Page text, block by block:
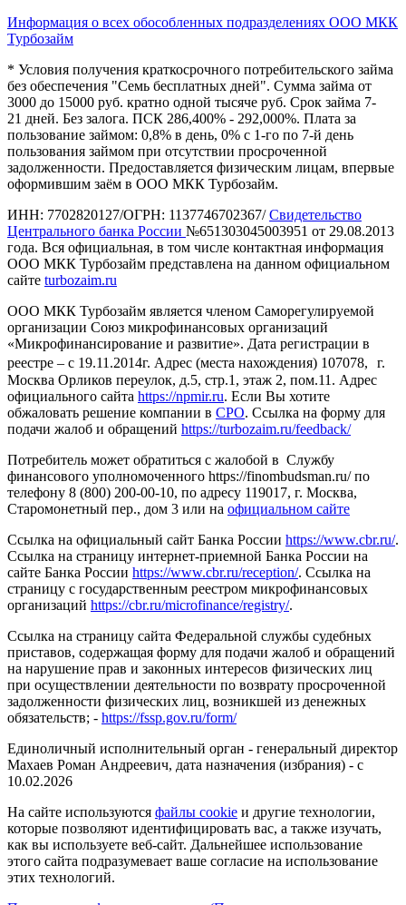
Информация о всех обособленных подразделениях ООО МКК
Турбозайм
* Условия получения краткосрочного потребительского займа
без обеспечения "Семь бесплатных дней". Сумма займа от
3000 до 15000 руб. кратно одной тысяче руб. Срок займа 7-
21 дней. Без залога. ПСК 286,400% - 292,000%. Плата за
пользование займом: 0,8% в день, 0% с 1-го по 7-й день
пользования займом при отсутствии просроченной
задолженности. Предоставляется физическим лицам, впервые
оформившим заём в ООО МКК Турбозайм.
ИНН: 7702820127/ОГРН: 1137746702367/Свидетельство
Центрального банка России №651303045003951 от 29.08.2013
года. Вся официальная, в том числе контактная информация
ООО МКК Турбозайм представлена на данном официальном
сайте turbozaim.ru
ООО МКК Турбозайм является членом Саморегулируемой
организации Союз микрофинансовых организаций
«Микрофинансирование и развитие». Дата регистрации в
реестре – с 19.11.2014г. Адрес (места нахождения) 107078, г.
Москва Орликов переулок, д.5, стр.1, этаж 2, пом.11. Адрес
официального сайта https://npmir.ru. Если Вы хотите
обжаловать решение компании в СРО. Ссылка на форму для
подачи жалоб и обращений https://turbozaim.ru/feedback/
Потребитель может обратиться с жалобой в Службу
финансового уполномоченного https://finombudsman.ru/ по
телефону 8 (800) 200-00-10, по адресу 119017, г. Москва,
Старомонетный пер., дом 3 или на официальном сайте
Ссылка на официальный сайт Банка России https://www.cbr.ru/.
Ссылка на страницу интернет-приемной Банка России на
сайте Банка России https://www.cbr.ru/reception/. Ссылка на
страницу с государственным реестром микрофинансовых
организаций https://cbr.ru/microfinance/registry/.
Ссылка на страницу сайта Федеральной службы судебных
приставов, содержащая форму для подачи жалоб и обращений
на нарушение прав и законных интересов физических лиц
при осуществлении деятельности по возврату просроченной
задолженности физических лиц, возникшей из денежных
обязательств; - https://fssp.gov.ru/form/
Единоличный исполнительный орган - генеральный директор
Махаев Роман Андреевич, дата назначения (избрания) - с
10.02.2026
На сайте используются файлы cookie и другие технологии,
которые позволяют идентифицировать вас, а также изучать,
как вы используете веб-сайт. Дальнейшее использование
этого сайта подразумевает ваше согласие на использование
этих технологий.